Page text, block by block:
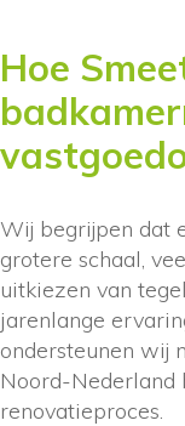
Hoe
Wij begrijpen dat
grotere schaal,
uitkiezen van
jarenlange
ondersteunen wij
Noord-Nederland
renovatieproces.